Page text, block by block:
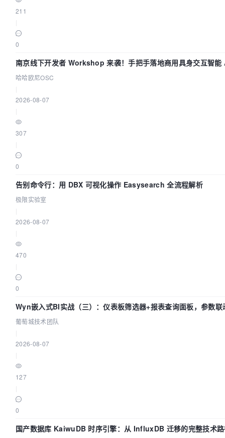
211
0
南京线下开发者 Workshop 来袭！手把手落地商用具身交互智
哈哈欧尼OSC
2026-08-07
307
0
告别命令行：用 DBX 可视化操作 Easysearch 全流程解析
极限实验室
2026-08-07
470
0
Wyn嵌入式BI实战（三）：仪表板筛选器+报表查询面板，参数联
葡萄城技术团队
2026-08-07
127
0
国产数据库 KaiwuDB 时序引擎：从 InfluxDB 迁移的完整技术